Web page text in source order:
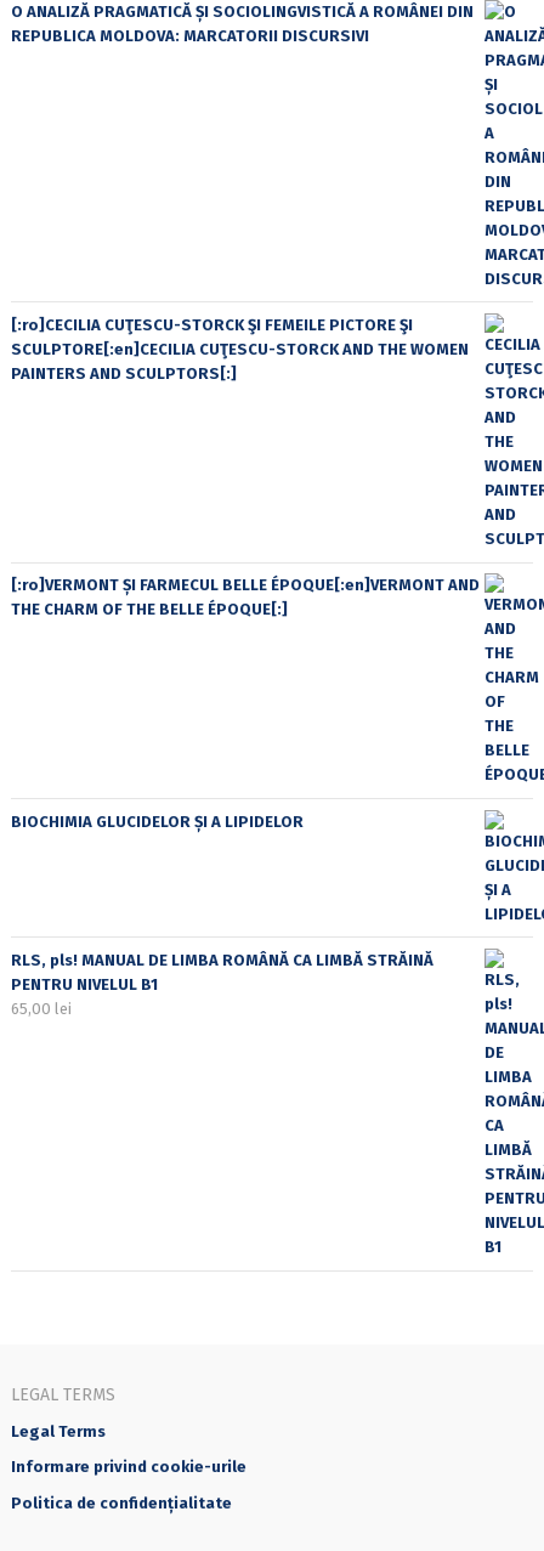
O ANALIZĂ PRAGMATICĂ ȘI SOCIOLINGVISTICĂ A ROMÂNEI DIN
REPUBLICA MOLDOVA: MARCATORII DISCURSIVI
[:ro]CECILIA CUŢESCU-STORCK ŞI FEMEILE PICTORE ŞI
SCULPTORE[:en]CECILIA CUŢESCU-STORCK AND THE WOMEN
PAINTERS AND SCULPTORS[:]
[:ro]VERMONT ȘI FARMECUL BELLE ÉPOQUE[:en]VERMONT AND
THE CHARM OF THE BELLE ÉPOQUE[:]
BIOCHIMIA GLUCIDELOR ȘI A LIPIDELOR
RLS, pls! MANUAL DE LIMBA ROMÂNĂ CA LIMBĂ STRĂINĂ
PENTRU NIVELUL B1
65,00 lei
LEGAL TERMS
Legal Terms
Informare privind cookie-urile
Politica de confidențialitate